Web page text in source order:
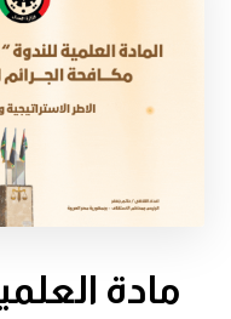
مادة